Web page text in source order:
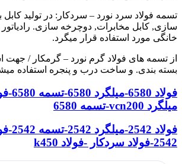
تسمه فولاد سرد نورد – سردکار: در تولید کابل
سازی, کابل مخابرات, دوچرخه سازی. رادیاتور
خانگی مورد استفاده قرار میگرد.
از تسمه های فولاد گرم نورد – گرمکار / جهت
بسته بندی. و ساخت درب و پنجره استفاده
میلگرد vcn200-تسمه 6580
فولاد
2542-فولاد سردکار -فولاد k450